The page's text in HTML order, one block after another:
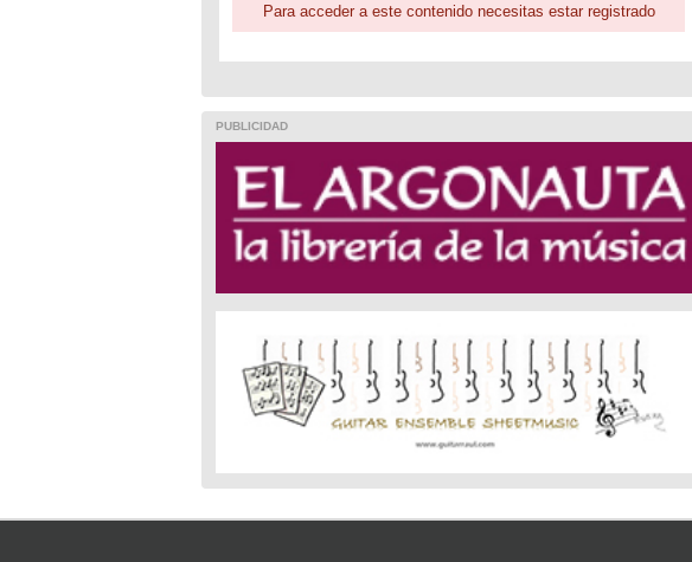
Para acceder a este contenido necesitas estar registrado
PUBLICIDAD